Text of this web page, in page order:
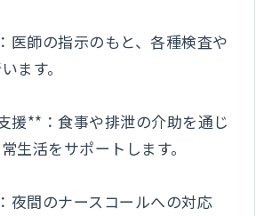
医師の指示のもと、各種検査や
ます。
援**：食事や排泄の介助を通じ
生活をサポートします。
夜間のナースコールへの対応